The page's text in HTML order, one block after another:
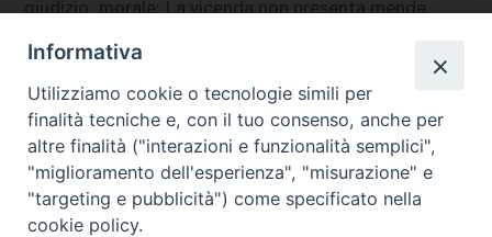
giudizio_morale:La vicenda non presenta mende
principi socialmente inammissibili che vi serpeggiano
se ne esclude la visione ai giovani. A
nazione:Stati Uniti
Informativa
Utilizziamo cookie o tecnologie simili per
finalità tecniche e, con il tuo consenso, anche per
altre finalità ("interazioni e funzionalità semplici",
"miglioramento dell'esperienza", "misurazione" e
"targeting e pubblicità") come specificato nella
cookie policy.